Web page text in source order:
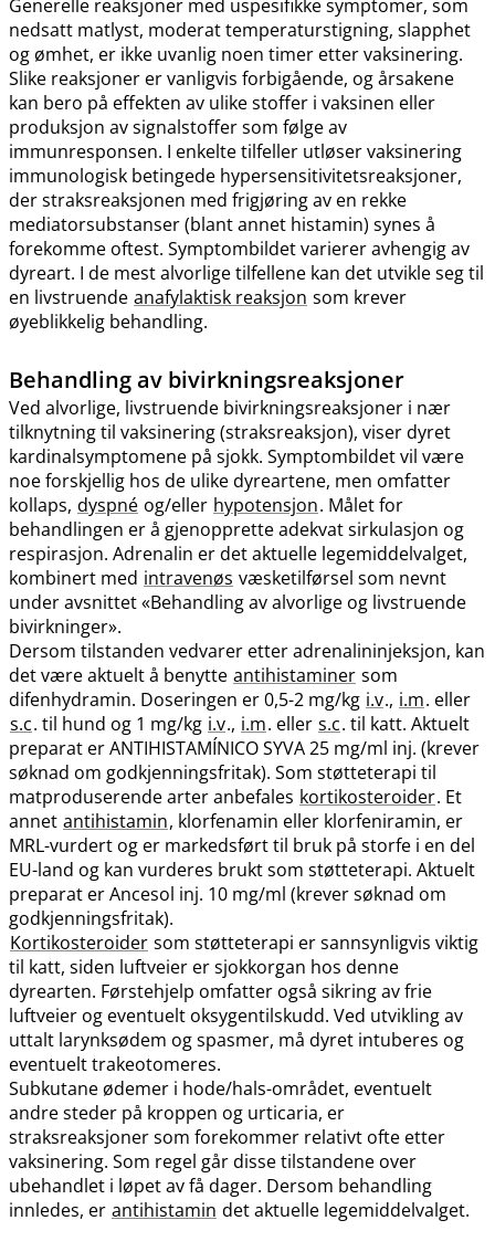
Generelle reaksjoner med uspesifikke symptomer, som
nedsatt matlyst, moderat temperaturstigning, slapphet
og ømhet, er ikke uvanlig noen timer etter vaksinering.
Slike reaksjoner er vanligvis forbigående, og årsakene
kan bero på effekten av ulike stoffer i vaksinen eller
produksjon av signalstoffer som følge av
immunresponsen. I enkelte tilfeller utløser vaksinering
immunologisk betingede hypersensitivitetsreaksjoner,
der straksreaksjonen med frigjøring av en rekke
mediatorsubstanser (blant annet histamin) synes å
forekomme oftest. Symptombildet varierer avhengig av
dyreart. I de mest alvorlige tilfellene kan det utvikle seg til
en livstruende anafylaktisk reaksjon som krever
øyeblikkelig behandling.
Behandling av bivirkningsreaksjoner
Ved alvorlige, livstruende bivirkningsreaksjoner i nær
tilknytning til vaksinering (straksreaksjon), viser dyret
kardinalsymptomene på sjokk. Symptombildet vil være
noe forskjellig hos de ulike dyreartene, men omfatter
kollaps, dyspné og​/​eller hypotensjon. Målet for
behandlingen er å gjenopprette adekvat sirkulasjon og
respirasjon. Adrenalin er det aktuelle legemiddelvalget,
kombinert med intravenøs væsketilførsel som nevnt
under avsnittet «Behandling av alvorlige og livstruende
bivirkninger».
Dersom tilstanden vedvarer etter adrenalininjeksjon, kan
det være aktuelt å benytte antihistaminer som
difenhydramin. Doseringen er 0,5-2 mg/kg i.v., i.m. eller
s.c. til hund og 1 mg/kg i.v., i.m. eller s.c. til katt. Aktuelt
preparat er ANTIHISTAMÍNICO SYVA 25 mg/ml inj. (krever
søknad om godkjenningsfritak). Som støtteterapi til
matproduserende arter anbefales kortikosteroider. Et
annet antihistamin, klorfenamin eller klorfeniramin, er
MRL-vurdert og er markedsført til bruk på storfe i en del
EU-land og kan vurderes brukt som støtteterapi. Aktuelt
preparat er Ancesol inj. 10 mg/ml (krever søknad om
godkjenningsfritak).
Kortikosteroider som støtteterapi er sannsynligvis viktig
til katt, siden luftveier er sjokkorgan hos denne
dyrearten. Førstehjelp omfatter også sikring av frie
luftveier og eventuelt oksygentilskudd. Ved utvikling av
uttalt larynksødem og spasmer, må dyret intuberes og
eventuelt trakeotomeres.
Subkutane ødemer i hode​/​hals-området, eventuelt
andre steder på kroppen og urticaria, er
straksreaksjoner som forekommer relativt ofte etter
vaksinering. Som regel går disse tilstandene over
ubehandlet i løpet av få dager. Dersom behandling
innledes, er antihistamin det aktuelle legemiddelvalget.